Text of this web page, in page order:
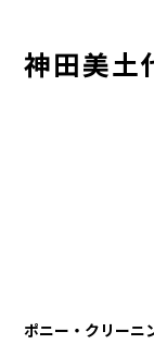
神田美土
ポニー・クリー